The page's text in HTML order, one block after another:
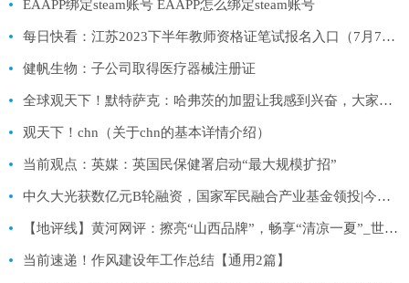
EAAPP绑定steam账号 EAAPP怎么绑定steam账号
每日快看：江苏2023下半年教师资格证笔试报名入口（7月7日至7月10日）
健帆生物：子公司取得医疗器械注册证
全球观天下！默特萨克：哈弗茨的加盟让我感到兴奋，大家都想让球队变得更好
观天下！chn（关于chn的基本详情介绍）
当前观点：英媒：英国民保健署启动“最大规模扩招”
中久大光获数亿元B轮融资，国家军民融合产业基金领投|今日热文
【地评线】黄河网评：擦亮“山西品牌”，畅享“清凉一夏”_世界快消息
当前速递！作风建设年工作总结【通用2篇】